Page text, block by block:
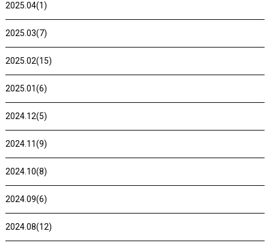
2025.04(1)
2025.03(7)
2025.02(15)
2025.01(6)
2024.12(5)
2024.11(9)
2024.10(8)
2024.09(6)
2024.08(12)